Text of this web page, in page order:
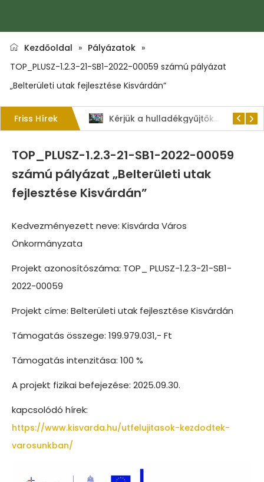
Kezdőoldal » Pályázatok »
TOP_PLUSZ-1.2.3-21-SB1-2022-00059 számú pályázat
„Belterületi utak fejlesztése Kisvárdán”
Friss Hírek Kérjük a hulladékgyűjtők rendeltetésszerű használatát!
TOP_PLUSZ-1.2.3-21-SB1-2022-00059
számú pályázat „Belterületi utak
fejlesztése Kisvárdán”
Kedvezményezett neve: Kisvárda Város
Önkormányzata
Projekt azonosítószáma: TOP_ PLUSZ-1.2.3-21-SB1-
2022-00059
Projekt címe: Belterületi utak fejlesztése Kisvárdán
Támogatás összege: 199.979.031,- Ft
Támogatás intenzitása: 100 %
A projekt fizikai befejezése: 2025.09.30.
kapcsolódó hírek:
https://www.kisvarda.hu/utfelujitasok-kezdodtek-
varosunkban/